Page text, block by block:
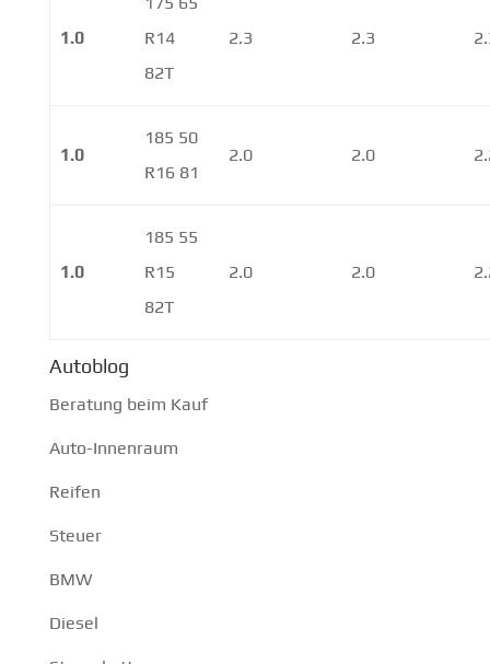
1.0
R14
82T
2.3 2.3
1.0
185 50
R16 81
2.0 2.0
1.0
185 55
R15
82T
2.0 2.0
Autoblog
Beratung beim Kauf
Auto-Innenraum
Reifen
Steuer
BMW
Diesel